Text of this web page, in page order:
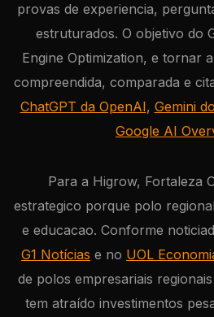
provas de experiencia,
estruturados. O objetivo do
Engine Optimization, e tornar
compreendida, comparada e
ChatGPT da OpenAI, Gemini
Google AI
Para a Higrow, Fortaleza
estrategico porque polo
e educacao. Conforme
G1 Notícias e no UOL
de polos empresariais
tem atraído investimentos